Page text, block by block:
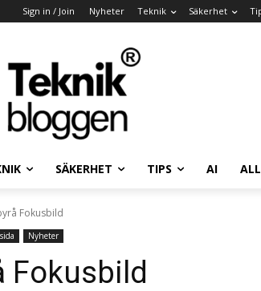
Sign in / Join Nyheter Teknik Säkerhet
SÄKERHET TIPS AI
Fokusbild
Nyheter
Fokusbild